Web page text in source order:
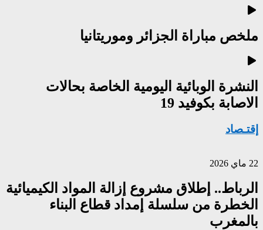
ملخص مباراة الجزائر وموريتانيا
النشرة الوبائية اليومية الخاصة بحالات
الاصابة بكوفيد 19
إقتـصاد
22 ماي 2026
الرباط.. إطلاق مشروع إزالة المواد الكيميائية
الخطرة من سلسلة إمداد قطاع البناء
بالمغرب